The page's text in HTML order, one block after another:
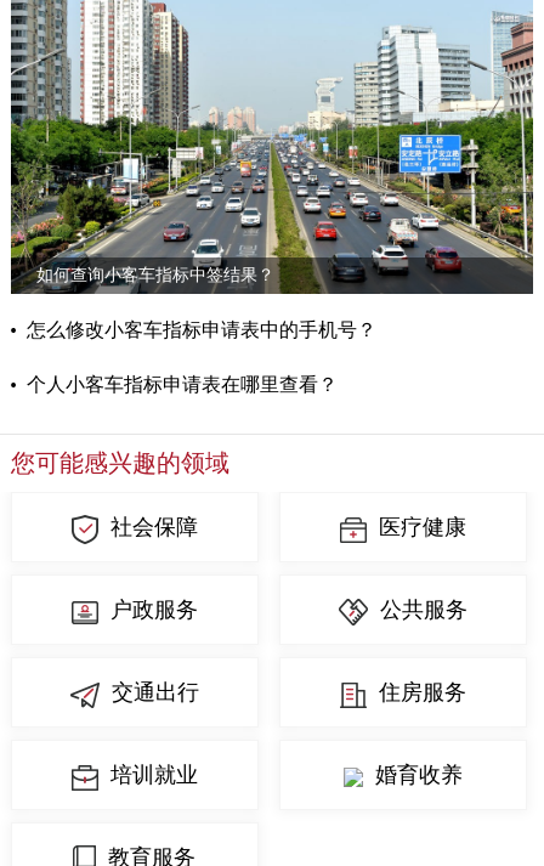
ENGLISH 日本語
DEUTSCH FRANÇAIS РУССКИЙ ЯЗЫК
ESPAÑOL العربية PORTUGUÊS
ITALIANO
如何查询小客车指标中签结果？
怎么修改小客车指标申请表中的手机号？
个人小客车指标申请表在哪里查看？
您可能感兴趣的领域
社会保障 医疗健康
户政服务 公共服务
交通出行 住房服务
培训就业 婚育收养
教育服务